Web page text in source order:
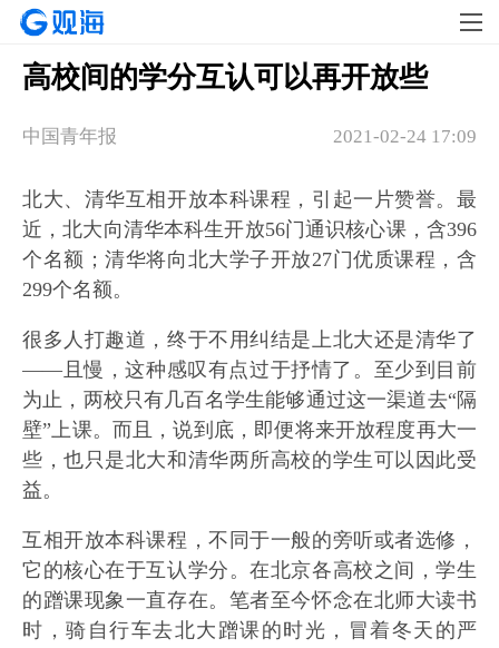
高校间的学分互认可以再开放些
2021-02-24 17:09
中国青年报
北大、清华互相开放本科课程，引起一片赞誉。最
近，北大向清华本科生开放56门通识核心课，含396
个名额；清华将向北大学子开放27门优质课程，含
299个名额。
很多人打趣道，终于不用纠结是上北大还是清华了
——且慢，这种感叹有点过于抒情了。至少到目前
为止，两校只有几百名学生能够通过这一渠道去“隔
壁”上课。而且，说到底，即便将来开放程度再大一
些，也只是北大和清华两所高校的学生可以因此受
益。
互相开放本科课程，不同于一般的旁听或者选修，
它的核心在于互认学分。在北京各高校之间，学生
的蹭课现象一直存在。笔者至今怀念在北师大读书
时，骑自行车去北大蹭课的时光，冒着冬天的严